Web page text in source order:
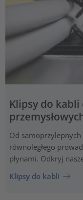
Klipsy do
Od
równoległego
płynami. Odkryj
Klipsy do kabli